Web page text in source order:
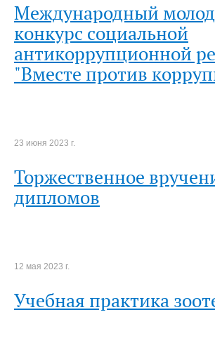
Международный
конкурс социальной
антикоррупционной
"Вместе против
23 июня 2023 г.
Торжественное
дипломов
12 мая 2023 г.
Учебная практика